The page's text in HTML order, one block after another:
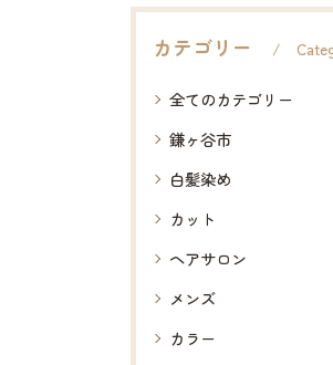
カテゴリー
全てのカテゴリー
鎌ヶ谷市
白髪染め
カット
ヘアサロン
メンズ
カラー